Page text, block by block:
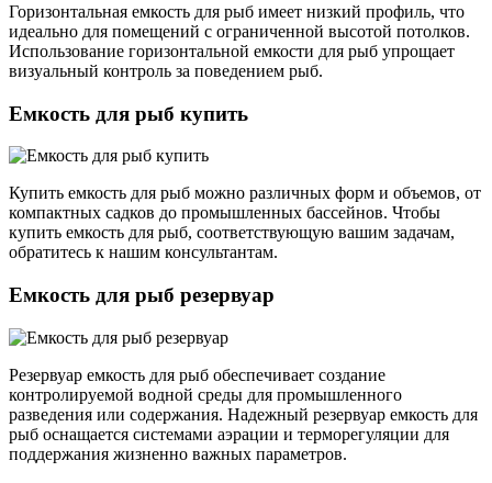
Горизонтальная емкость для рыб имеет низкий профиль, что
идеально для помещений с ограниченной высотой потолков.
Использование горизонтальной емкости для рыб упрощает
визуальный контроль за поведением рыб.
Емкость для рыб купить
Купить емкость для рыб можно различных форм и объемов, от
компактных садков до промышленных бассейнов. Чтобы
купить емкость для рыб, соответствующую вашим задачам,
обратитесь к нашим консультантам.
Емкость для рыб резервуар
Резервуар емкость для рыб обеспечивает создание
контролируемой водной среды для промышленного
разведения или содержания. Надежный резервуар емкость для
рыб оснащается системами аэрации и терморегуляции для
поддержания жизненно важных параметров.